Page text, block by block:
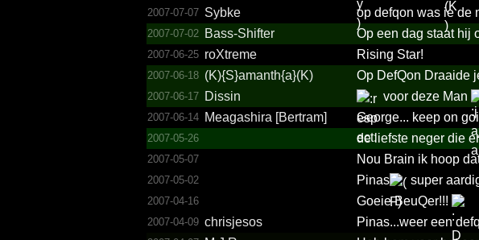
2007-07-07 Sybke op defqon was ie de
2007-07-02 Bass-Shifter Op een dag staat hij
2007-06-25 roXtreme Rising Star!
2007-06-18 (K){S}­amanth­{a}(K) Op DefQon Draaide
2007-06-17 Dissin voor deze Man
2007-06-14 Meagashira [Bertram] George... keep on
2007-05-26 de liefste neger die
2007-05-07 Nou Brain ik hoop
2007-05-02 Pinas super
2007-04-16 Goeie BeuQer!!!
2007-04-09 chrisjesos Pinas...weer een